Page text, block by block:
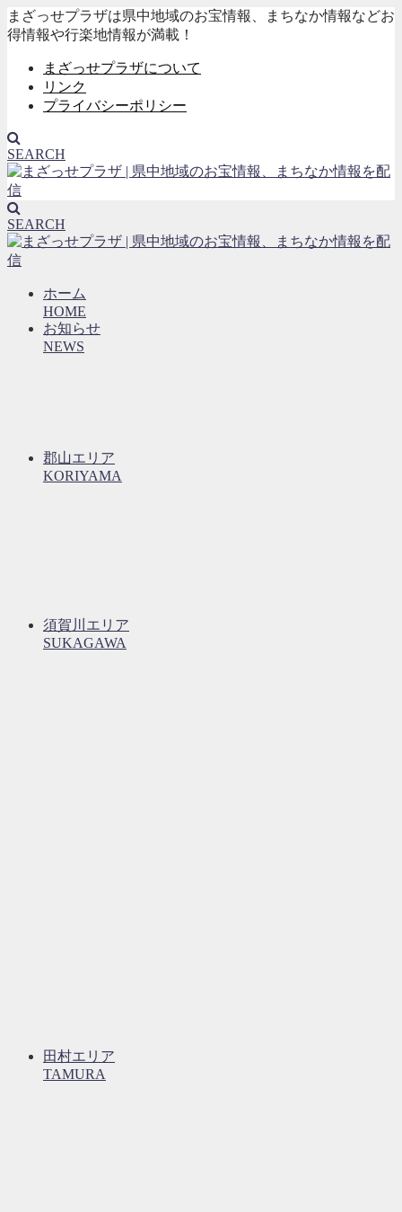
まざっせプラザは県中地域のお宝情報、まちなか情報などお
得情報や行楽地情報が満載！
まざっせプラザについて
リンク
プライバシーポリシー
SEARCH
SEARCH
ホーム
HOME
お知らせ
NEWS
郡山エリア
KORIYAMA
須賀川エリア
SUKAGAWA
田村エリア
TAMURA